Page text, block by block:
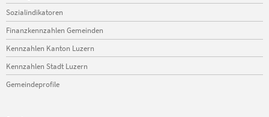
Sozialindikatoren
Finanzkennzahlen Gemeinden
Kennzahlen Kanton Luzern
Kennzahlen Stadt Luzern
Gemeindeprofile